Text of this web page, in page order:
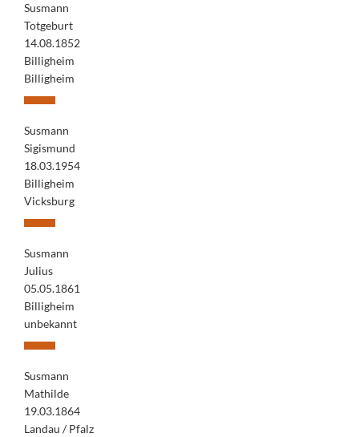
Susmann
Totgeburt
14.08.1852
Billigheim
Billigheim
Susmann
Sigismund
18.03.1954
Billigheim
Vicksburg
Susmann
Julius
05.05.1861
Billigheim
unbekannt
Susmann
Mathilde
19.03.1864
Landau / Pfalz